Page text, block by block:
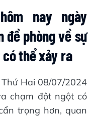
nay ngày
đề phòng về sự
thể xảy ra
Hai 08/07/2024
chạm đột ngột có
trọng hơn, quan